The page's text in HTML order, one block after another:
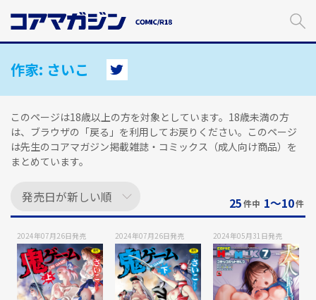
ン
作家: さいこ
このページは18歳以上の方を対象としています。18歳未満の方
は、ブラウザの「戻る」を利用してお戻りください。このページ
は先生のコアマガジン掲載雑誌・コミックス（成人向け商品）を
まとめています。
25件中 1〜10件
2024年07月26日発売 2024年07月26日発売 2024年05月31日発売